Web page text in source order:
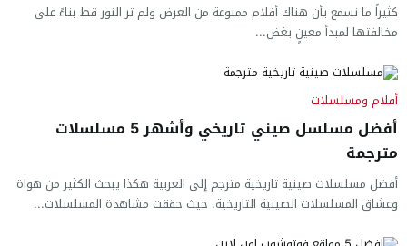
كثيراً ما نسمع بأن هناك أفلام ممنوعة من العرض ولم تر النور قط بناءً على
مخالفتها لمبدأ معينٍ بغض...
أفلام ومسلسلات
أفضل مسلسل صيني تاريخي وأشهر 5 مسلسلات
مترجمة
أفضل مسلسلات صينية تاريخية مترجم إلى العربية هكذا يبحث الكثير من هواة
وعشاق المسلسلات الصينية التاريخية. حيث حققت مشاهدة المسلسلات...